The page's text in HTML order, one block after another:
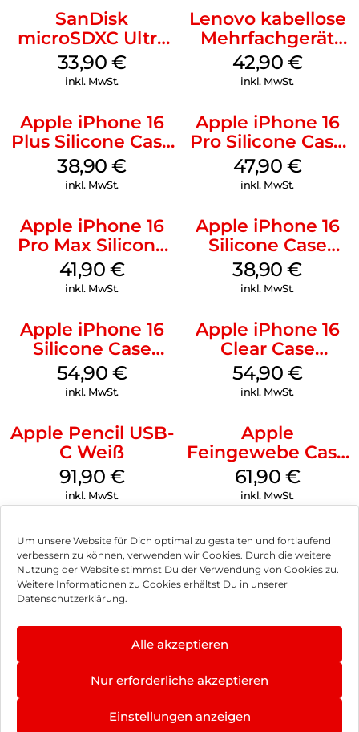
Um unsere Website für Dich optimal zu gestalten und fortlaufend
verbessern zu können, verwenden wir Cookies. Durch die weitere
Nutzung der Website stimmst Du der Verwendung von Cookies zu.
Weitere Informationen zu Cookies erhältst Du in unserer
Datenschutzerklärung.
Alle akzeptieren
Nur erforderliche akzeptieren
Einstellungen anzeigen
SanDisk
microSDXC Ultra
128 GB + Adapter
Mobile
33,90 €
inkl. MwSt.
Lenovo kabellose
Mehrfachgerät
Luna Grey
42,90 €
inkl. MwSt.
Apple iPhone 16
Plus Silicone Case
MagSafe Denim
38,90€
inkl. MwSt.
Apple iPhone 16
Pro Silicone Case
MagSafe Denim
47,90 €
inkl. MwSt.
Apple iPhone 16
Pro Max Silicone
Case MagSafe
Ultramarine
41,90 €
inkl. MwSt.
Apple iPhone 16
Silicone Case
MagSafe
Ultramarine
38,90€
inkl. MwSt.
Apple iPhone 16
Silicone Case
MagSafe Lake
Green
54,90 €
inkl. MwSt.
Apple iPhone 16
Clear Case
MagSafe
Transparent
54,90 €
inkl. MwSt.
Apple Pencil USB-
C Weiß
91,90 €
inkl. MwSt.
Apple
Feingewebe Case
iPhone 15 Pro
MagSafe Schwarz
61,90 €
inkl. MwSt.
Impressum
Hinweis zur Batterieentsorgung